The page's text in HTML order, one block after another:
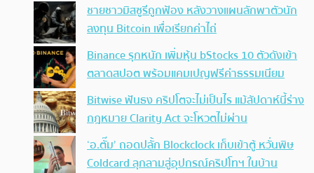
ชายชาวมิสซูรีถูกฟ้อง หลังวางแผนลักพาตัวนัก
ลงทุน Bitcoin เพื่อเรียกค่าไถ่
Binance รุกหนัก เพิ่มหุ้น bStocks 10 ตัวดังเข้า
ตลาดสปอต พร้อมแคมเปญฟรีค่าธรรมเนียม
Bitwise ฟันธง คริปโตจะไม่เป็นไร แม้สัปดาห์นี้ร่าง
กฎหมาย Clarity Act จะโหวตไม่ผ่าน
‘อ.ตั๊ม’ ถอดปลั้ก Blockclock เก็บเข้าตู้ หวั่นพิษ
Coldcard ลุกลามสู่อุปกรณ์คริปโทฯ ในบ้าน